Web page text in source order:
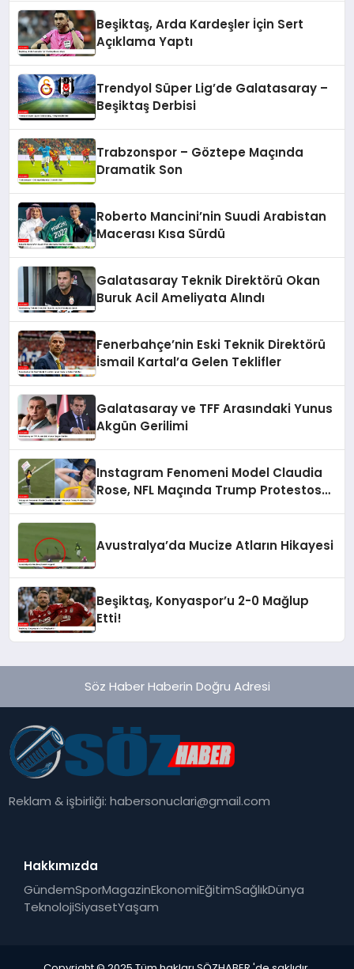
Beşiktaş, Arda Kardeşler İçin Sert
Açıklama Yaptı
Trendyol Süper Lig’de Galatasaray –
Beşiktaş Derbisi
Trabzonspor – Göztepe Maçında
Dramatik Son
Roberto Mancini’nin Suudi Arabistan
Macerası Kısa Sürdü
Galatasaray Teknik Direktörü Okan
Buruk Acil Ameliyata Alındı
Fenerbahçe’nin Eski Teknik Direktörü
İsmail Kartal’a Gelen Teklifler
Galatasaray ve TFF Arasındaki Yunus
Akgün Gerilimi
Instagram Fenomeni Model Claudia
Rose, NFL Maçında Trump Protestosu
Avustralya’da Mucize Atların Hikayesi
Beşiktaş, Konyaspor’u 2-0 Mağlup
Etti!
Söz Haber Haberin Doğru Adresi
Reklam & işbirliği:habersonuclari@gmail.com
Hakkımızda
GündemSporMagazinEkonomiEğitimSağlıkDünya
TeknolojiSiyasetYaşam